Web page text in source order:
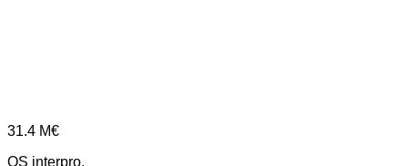
31.4 M€
OS interpro.